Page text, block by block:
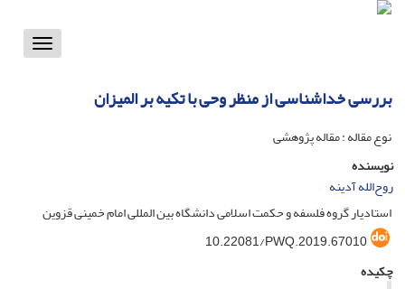
Toggle
بررسی خداشناسی از منظر وحی با تکیه بر المیزان
نوع مقاله : مقاله پژوهشی
نویسنده
روح‌الله آدینه
استادیار گروه فلسفه و حکمت اسلامی دانشگاه بین المللی امام خمینی قزوین
10.22081/PWQ.2019.67010
چکیده